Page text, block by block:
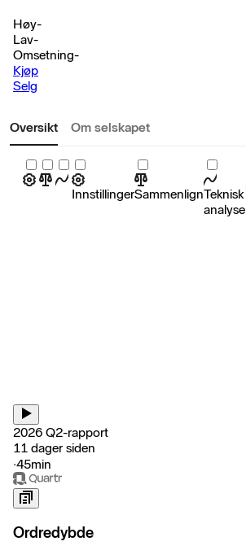
Høy-
Lav-
Omsetning-
Kjøp
Selg
Oversikt Om selskapet
InnstillingerSammenlignTeknisk
analyse
2026 Q2-rapport
11 dager siden
‧45min
Ordredybde